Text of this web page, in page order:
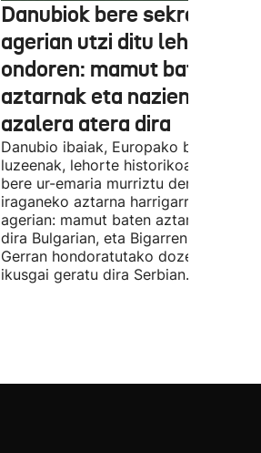
Danubiok bere sekretuak
agerian utzi ditu
ondoren: mamut baten
aztarnak eta nazien
azalera atera dira
Danubio ibaiak, Europako bigarren
luzeenak, lehorte historikoa bizi du,
bere ur-emaria murriztu denez,
iraganeko aztarna harrigarriak utzi
agerian: mamut baten aztarnak
dira Bulgarian, eta Bigarren Mundu
Gerran hondoratutako dozenaka
ikusgai geratu dira Serbian.